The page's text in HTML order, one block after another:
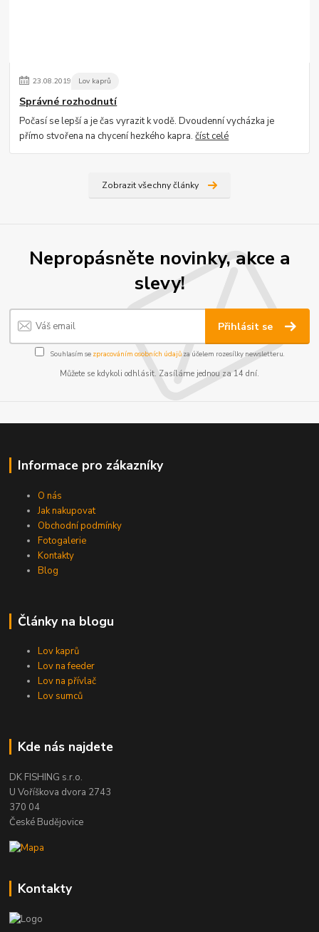
23.08.2019 Lov kaprů
Správné rozhodnutí
Počasí se lepší a je čas vyrazit k vodě. Dvoudenní vycházka je
přímo stvořena na chycení hezkého kapra.číst celé
Zobrazit všechny články
Nepropásněte novinky, akce a
slevy!
Přihlásit se
Souhlasím se zpracováním osobních údajůza účelem rozesílky newsletteru.
Můžete se kdykoli odhlásit. Zasíláme jednou za 14 dní.
Informace pro zákazníky
O nás
Jak nakupovat
Obchodní podmínky
Fotogalerie
Kontakty
Blog
Články na blogu
Lov kaprů
Lov na feeder
Lov na přívlač
Lov sumců
Kde nás najdete
DK FISHING s.r.o.
U Voříškova dvora 2743
370 04
České Budějovice
Kontakty